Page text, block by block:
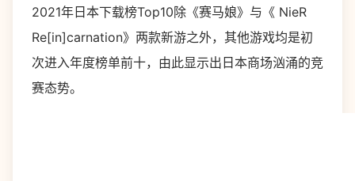
2021年日本下载榜Top10除《赛马娘》与《 NieR
Re[in]carnation》两款新游之外，其他游戏均是初
次进入年度榜单前十，由此显示出日本商场汹涌的竞
赛态势。